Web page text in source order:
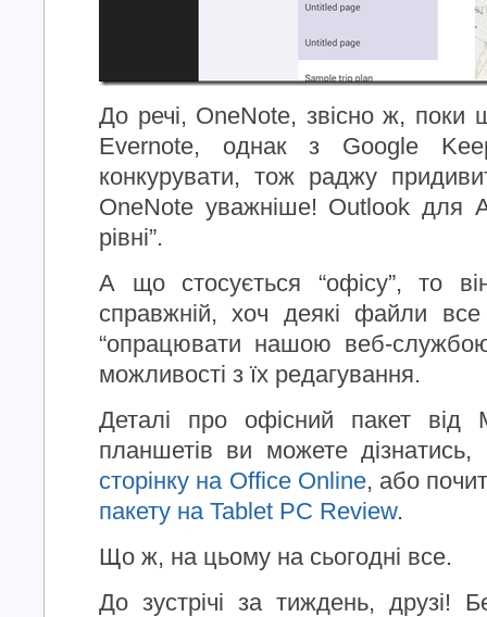
До речі, OneNote, звісно ж, поки
Evernote, однак з Google
конкурувати, тож раджу
OneNote уважніше! Outlook для
рівні”.
А що стосується “офісу”, то
справжній, хоч деякі файли
“опрацювати нашою веб-
можливості з їх редагування.
Деталі про офісний пакет від
планшетів ви можете
сторінку на Office Online, або
пакету на Tablet PC Review.
Що ж, на цьому на сьогодні все.
До зустрічі за тиждень, друзі!